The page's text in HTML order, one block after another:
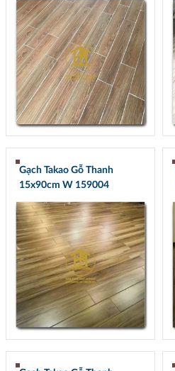
Gạch Takao Gỗ Thanh
15x90cm W 159004